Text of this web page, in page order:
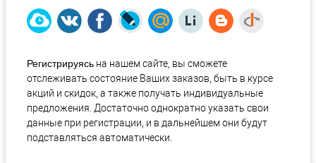
Регистрируясь на нашем сайте, вы сможете
отслеживать состояние Ваших заказов, быть в курсе
акций и скидок, а также получать индивидуальные
предложения. Достаточно однократно указать свои
данные при регистрации, и в дальнейшем они будут
подставляться автоматически.